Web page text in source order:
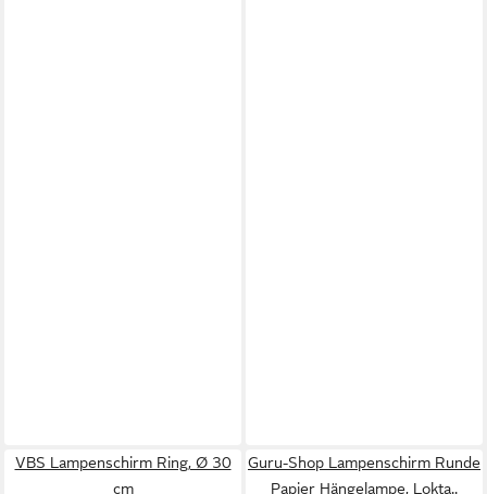
VBS Lampenschirm Ring, Ø 30
cm
Guru-Shop Lampenschirm Runde
Papier Hängelampe, Lokta..